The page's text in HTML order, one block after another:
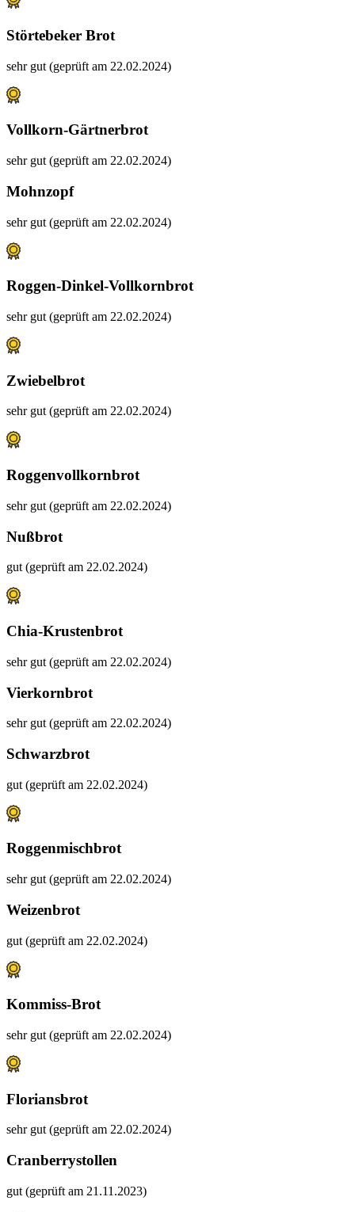
Störtebeker Brot
sehr gut (geprüft am 22.02.2024)
Vollkorn-Gärtnerbrot
sehr gut (geprüft am 22.02.2024)
Mohnzopf
sehr gut (geprüft am 22.02.2024)
Roggen-Dinkel-Vollkornbrot
sehr gut (geprüft am 22.02.2024)
Zwiebelbrot
sehr gut (geprüft am 22.02.2024)
Roggenvollkornbrot
sehr gut (geprüft am 22.02.2024)
Nußbrot
gut (geprüft am 22.02.2024)
Chia-Krustenbrot
sehr gut (geprüft am 22.02.2024)
Vierkornbrot
sehr gut (geprüft am 22.02.2024)
Schwarzbrot
gut (geprüft am 22.02.2024)
Roggenmischbrot
sehr gut (geprüft am 22.02.2024)
Weizenbrot
gut (geprüft am 22.02.2024)
Kommiss-Brot
sehr gut (geprüft am 22.02.2024)
Floriansbrot
sehr gut (geprüft am 22.02.2024)
Cranberrystollen
gut (geprüft am 21.11.2023)